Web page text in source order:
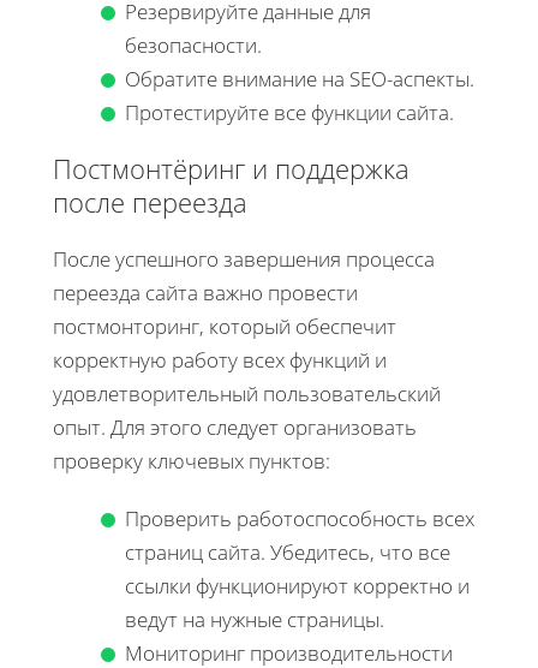
Резервируйте данные для
безопасности.
Обратите внимание на SEO-аспекты.
Протестируйте все функции сайта.
Постмонтёринг и поддержка
после переезда
После успешного завершения процесса
переезда сайта важно провести
постмонторинг, который обеспечит
корректную работу всех функций и
удовлетворительный пользовательский
опыт. Для этого следует организовать
проверку ключевых пунктов:
Проверить работоспособность всех
страниц сайта. Убедитесь, что все
ссылки функционируют корректно и
ведут на нужные страницы.
Мониторинг производительности